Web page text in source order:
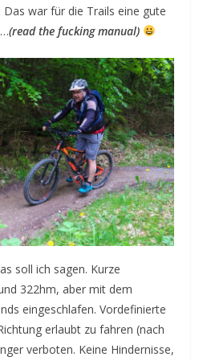
war für die Trails eine gute
(read the fucking manual)
soll ich sagen. Kurze
322hm, aber mit dem
eingeschlafen. Vordefinierte
erlaubt zu fahren (nach
verboten. Keine Hindernisse,